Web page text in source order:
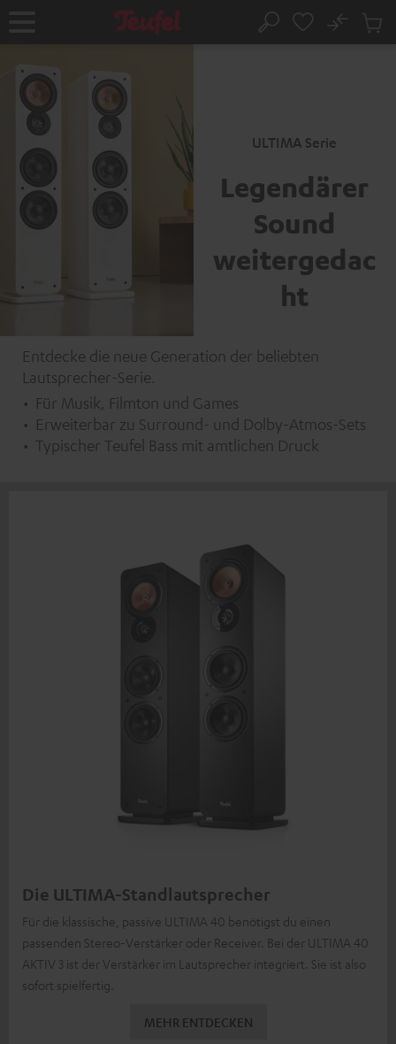
Startseite Suche
No
ULTIMA Serie
Legendärer
Sound
weitergedac
ht
Entdecke die neue Generation der beliebten
Lautsprecher-Serie.
Für Musik, Filmton und Games
Erweiterbar zu Surround- und Dolby-Atmos-Sets
Typischer Teufel Bass mit amtlichen Druck
Die ULTIMA-Standlautsprecher
Für die klassische, passive ULTIMA 40 benötigst du einen
passenden Stereo-Verstärker oder Receiver. Bei der ULTIMA 40
AKTIV 3 ist der Verstärker im Lautsprecher integriert. Sie ist also
sofort spielfertig.
MEHR ENTDECKEN